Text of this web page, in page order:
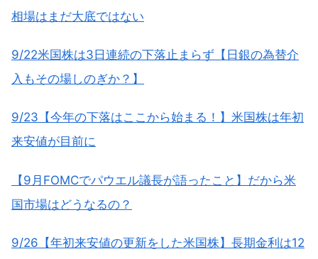
相場はまだ大底ではない
9/22米国株は3日連続の下落止まらず【日銀の為替介
入もその場しのぎか？】
9/23【今年の下落はここから始まる！】米国株は年初
来安値が目前に
【9月FOMCでパウエル議長が語ったこと】だから米
国市場はどうなるの？
9/26【年初来安値の更新をした米国株】長期金利は12